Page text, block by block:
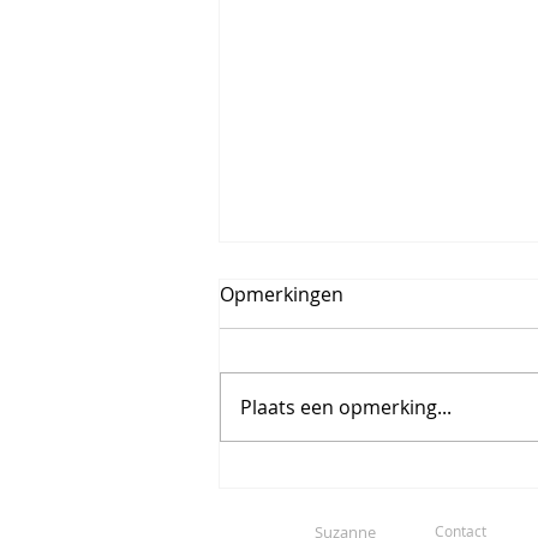
Opmerkingen
Plaats een opmerking...
Suzanne Contact